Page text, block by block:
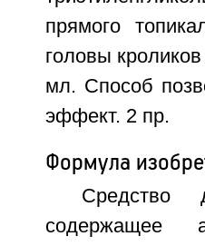
прямого
головы
мл. Способ
эффект. 2 пр.
Формула
Средство
содержащее